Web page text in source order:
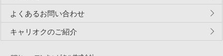
よくあるお問い合わせ
キャリオクのご紹介